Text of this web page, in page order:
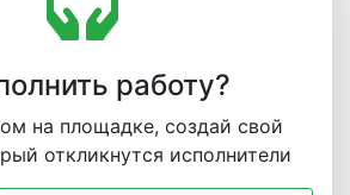
работу?
на площадке, создай свой
откликнутся исполнители